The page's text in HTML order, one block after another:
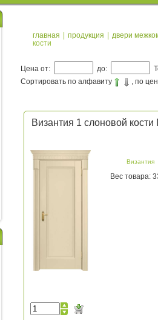
главная | продукция | двери
кости
Цена от: до:
Сортировать по алфавиту
, по
Византия 1 слоновой кости
Византия
Вес товара:
расскажу